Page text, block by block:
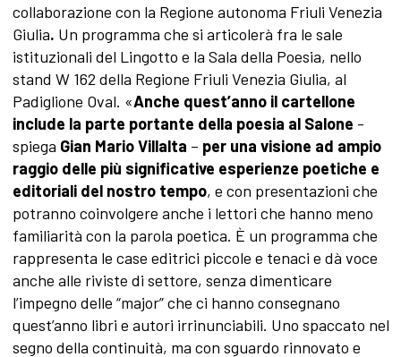
collaborazione con la Regione autonoma Friuli Venezia
Giulia. Un programma che si articolerà fra le sale
istituzionali del Lingotto e la Sala della Poesia, nello
stand W 162 della Regione Friuli Venezia Giulia, al
Padiglione Oval. «Anche quest’anno il cartellone
include la parte portante della poesia al Salone -
spiega Gian Mario Villalta – per una visione ad ampio
raggio delle più significative esperienze poetiche e
editoriali del nostro tempo, e con presentazioni che
potranno coinvolgere anche i lettori che hanno meno
familiarità con la parola poetica. È un programma che
rappresenta le case editrici piccole e tenaci e dà voce
anche alle riviste di settore, senza dimenticare
l’impegno delle “major” che ci hanno consegnano
quest’anno libri e autori irrinunciabili. Uno spaccato nel
segno della continuità, ma con sguardo rinnovato e